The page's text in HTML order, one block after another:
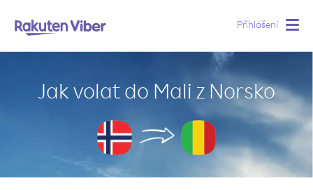
Přihlášení
Jak volat do Mali z Norsko